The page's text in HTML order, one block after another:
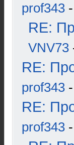
prof343
RE:
VNV73
RE:
prof343
RE:
prof343